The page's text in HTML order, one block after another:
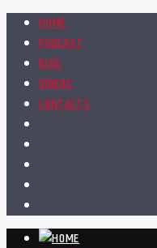
HOME
PODCAST
BLOG
VIDEOS
CONTACTS